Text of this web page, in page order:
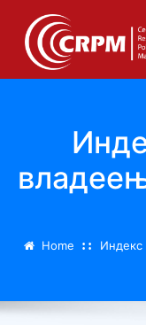
Home Индекс